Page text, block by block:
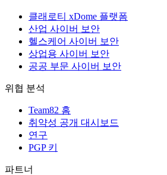
클래로티 xDome 플랫폼
산업 사이버 보안
헬스케어 사이버 보안
상업용 사이버 보안
공공 부문 사이버 보안
위협 분석
Team82 홈
취약성 공개 대시보드
연구
PGP 키
파트너